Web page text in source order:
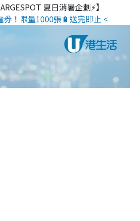
夏日消暑企劃⚡】
券！限量1000張🔋送完即止 <